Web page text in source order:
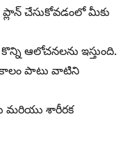
చేసుకోవడంలో మీకు
ఆలోచనలను ఇస్తుంది.
పాటు వాటిని
మరియు శారీరక